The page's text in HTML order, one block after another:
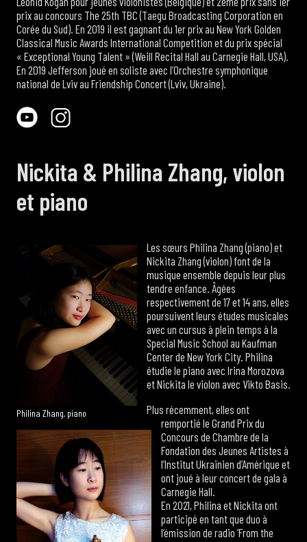
prix au concours The 25th TBC (Taegu Broadcasting Corporation en
Corée du Sud). En 2019 il est gagnant du 1er prix au New York Golden
Classical Music Awards International Competition et du prix spécial
« Exceptional Young Talent » (Weill Recital Hall au Carnegie Hall, USA).
En 2019 Jefferson joué en soliste avec l’Orchestre symphonique
national de Lviv au Friendship Concert (Lviv, Ukraine).
Nickita & Philina Zhang, violon
et piano
Philina Zhang, piano
Les sœurs Philina Zhang (piano) et
Nickita Zhang (violon) font de la
musique ensemble depuis leur plus
tendre enfance. Âgées
respectivement de 17 et 14 ans, elles
poursuivent leurs études musicales
avec un cursus à plein temps à la
Special Music School au Kaufman
Center de New York City. Philina
étudie le piano avec Irina Morozova
et Nickita le violon avec Vikto Basis.
Plus récemment, elles ont
remportié le Grand Prix du
Concours de Chambre de la
Fondation des Jeunes Artistes à
l’Institut Ukrainien d’Amérique et
ont joué à leur concert de gala à
Carnegie Hall.
En 2021, Philina et Nickita ont
participé en tant que duo à
l’émission de radio ‘From the